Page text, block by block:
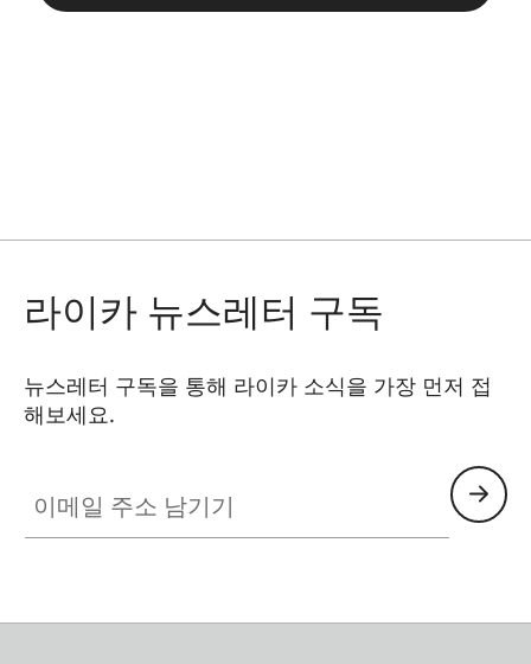
라이카 뉴스레터 구독
뉴스레터 구독을 통해 라이카 소식을 가장 먼저 접
해보세요.